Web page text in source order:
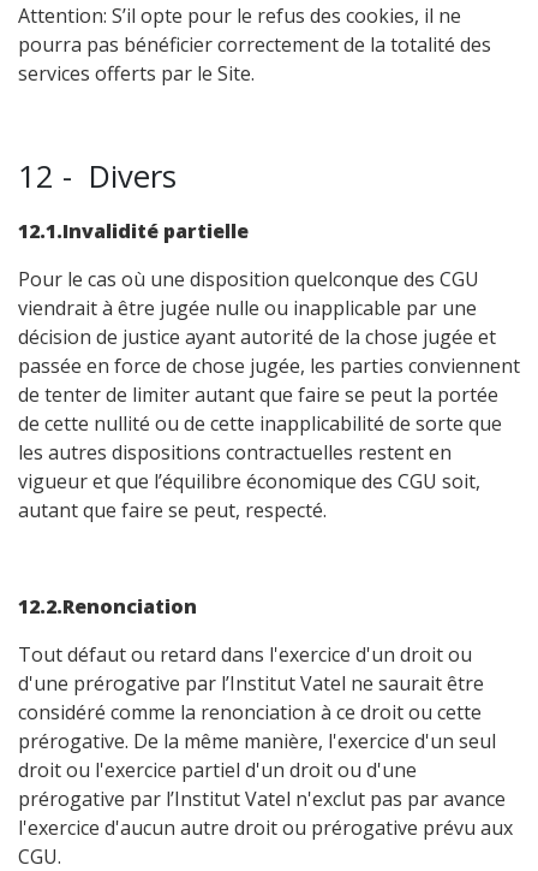
Attention: S’il opte pour le refus des cookies, il ne
pourra pas bénéficier correctement de la totalité des
services offerts par le Site.
12 - Divers
12.1.Invalidité partielle
Pour le cas où une disposition quelconque des CGU
viendrait à être jugée nulle ou inapplicable par une
décision de justice ayant autorité de la chose jugée et
passée en force de chose jugée, les parties conviennent
de tenter de limiter autant que faire se peut la portée
de cette nullité ou de cette inapplicabilité de sorte que
les autres dispositions contractuelles restent en
vigueur et que l’équilibre économique des CGU soit,
autant que faire se peut, respecté.
12.2.Renonciation
Tout défaut ou retard dans l'exercice d'un droit ou
d'une prérogative par l’Institut Vatel ne saurait être
considéré comme la renonciation à ce droit ou cette
prérogative. De la même manière, l'exercice d'un seul
droit ou l'exercice partiel d'un droit ou d'une
prérogative par l’Institut Vatel n'exclut pas par avance
l'exercice d'aucun autre droit ou prérogative prévu aux
CGU.